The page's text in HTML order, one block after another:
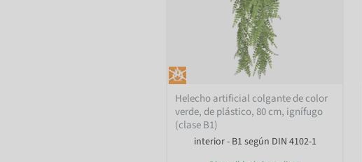
Helecho artificial colgante de color
verde, de plástico, 80 cm, ignífugo
(clase B1)
interior - B1 según DIN 4102-1